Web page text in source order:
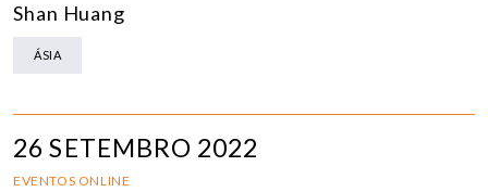
Shan Huang
ÁSIA
26 SETEMBRO 2022
EVENTOS ONLINE